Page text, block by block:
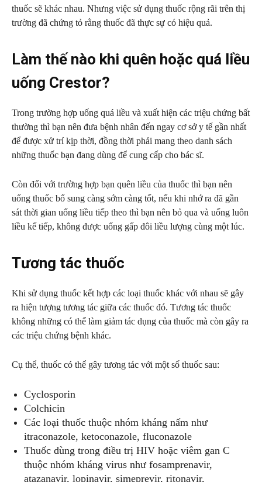
thuốc sẽ khác nhau. Nhưng việc sử dụng thuốc rộng rãi trên thị
trường đã chứng tỏ rằng thuốc đã thực sự có hiệu quả.
Làm thế nào khi quên hoặc quá liều
uống Crestor?
Trong trường hợp uống quá liều và xuất hiện các triệu chứng bất
thường thì bạn nên đưa bệnh nhân đến ngay cơ sở y tế gần nhất
để được xử trí kịp thời, đồng thời phải mang theo danh sách
những thuốc bạn đang dùng để cung cấp cho bác sĩ.
Còn đối với trường hợp bạn quên liều của thuốc thì bạn nên
uống thuốc bổ sung càng sớm càng tốt, nếu khi nhớ ra đã gần
sát thời gian uống liều tiếp theo thì bạn nên bỏ qua và uống luôn
liều kế tiếp, không được uống gấp đôi liều lượng cùng một lúc.
Tương tác thuốc
Khi sử dụng thuốc kết hợp các loại thuốc khác với nhau sẽ gây
ra hiện tượng tương tác giữa các thuốc đó. Tương tác thuốc
không những có thể làm giảm tác dụng của thuốc mà còn gây ra
các triệu chứng bệnh khác.
Cụ thể, thuốc có thể gây tương tác với một số thuốc sau:
Cyclosporin
Colchicin
Các loại thuốc thuộc nhóm kháng nấm như
itraconazole, ketoconazole, fluconazole
Thuốc dùng trong điều trị HIV hoặc viêm gan C
thuộc nhóm kháng virus như fosamprenavir,
atazanavir, lopinavir, simeprevir, ritonavir,